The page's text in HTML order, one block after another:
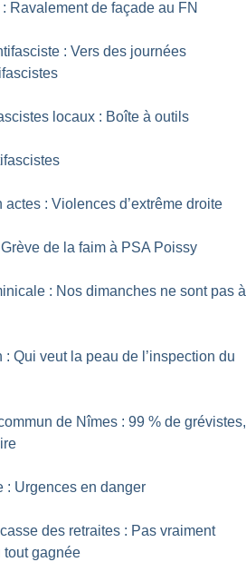
Ravalement de façade au FN
: Vers des journées
locaux : Boîte à outils
actes : Violences d’extrême droite
de la faim à PSA Poissy
: Nos dimanches ne sont pas à
: Qui veut la peau de l’inspection du
de Nîmes : 99 % de grévistes,
: Urgences en danger
des retraites : Pas vraiment
tout gagnée